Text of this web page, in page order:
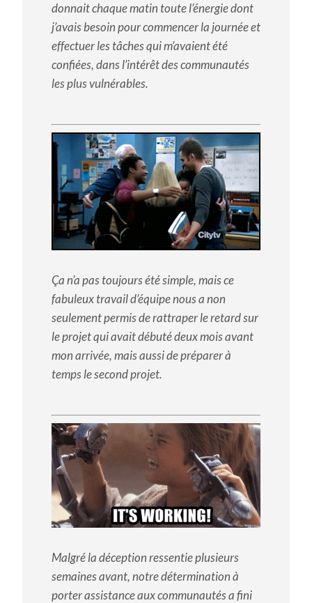
donnait chaque matin toute l’énergie dont
j’avais besoin pour commencer la journée et
effectuer les tâches qui m’avaient été
confiées, dans l’intérêt des communautés
les plus vulnérables.
Ça n’a pas toujours été simple, mais ce
fabuleux travail d’équipe nous a non
seulement permis de rattraper le retard sur
le projet qui avait débuté deux mois avant
mon arrivée, mais aussi de préparer à
temps le second projet.
Malgré la déception ressentie plusieurs
semaines avant, notre détermination à
porter assistance aux communautés a fini